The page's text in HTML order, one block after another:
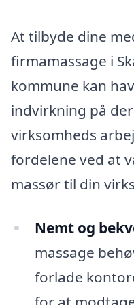
At tilbyde dine
firmamassage i
kommune kan
indvirkning på
virksomheds
fordelene ved at
massør til din
Nemt og
massage
forlade